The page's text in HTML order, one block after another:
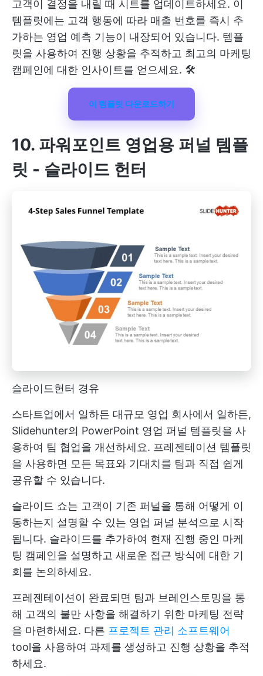
고객이 결정을 내릴 때 시트를 업데이트하세요. 이
템플릿에는 고객 행동에 따라 매출 번호를 즉시 추
가하는 영업 예측 기능이 내장되어 있습니다. 템플
릿을 사용하여 진행 상황을 추적하고 최고의 마케팅
캠페인에 대한 인사이트를 얻으세요. 🛠️
이 템플릿 다운로드하기
10. 파워포인트 영업용 퍼널 템플
릿 - 슬라이드 헌터
슬라이드헌터 경유
스타트업에서 일하든 대규모 영업 회사에서 일하든,
Slidehunter의 PowerPoint 영업 퍼널 템플릿을 사
용하여 팀 협업을 개선하세요. 프레젠테이션 템플릿
을 사용하면 모든 목표와 기대치를 팀과 직접 쉽게
공유할 수 있습니다.
슬라이드 쇼는 고객이 기존 퍼널을 통해 어떻게 이
동하는지 설명할 수 있는 영업 퍼널 분석으로 시작
됩니다. 슬라이드를 추가하여 현재 진행 중인 마케
팅 캠페인을 설명하고 새로운 접근 방식에 대한 기
회를 논의하세요.
프레젠테이션이 완료되면 팀과 브레인스토밍을 통
해 고객의 불만 사항을 해결하기 위한 마케팅 전략
을 마련하세요. 다른 프로젝트 관리 소프트웨어
tool을 사용하여 과제를 생성하고 진행 상황을 추적
하세요.